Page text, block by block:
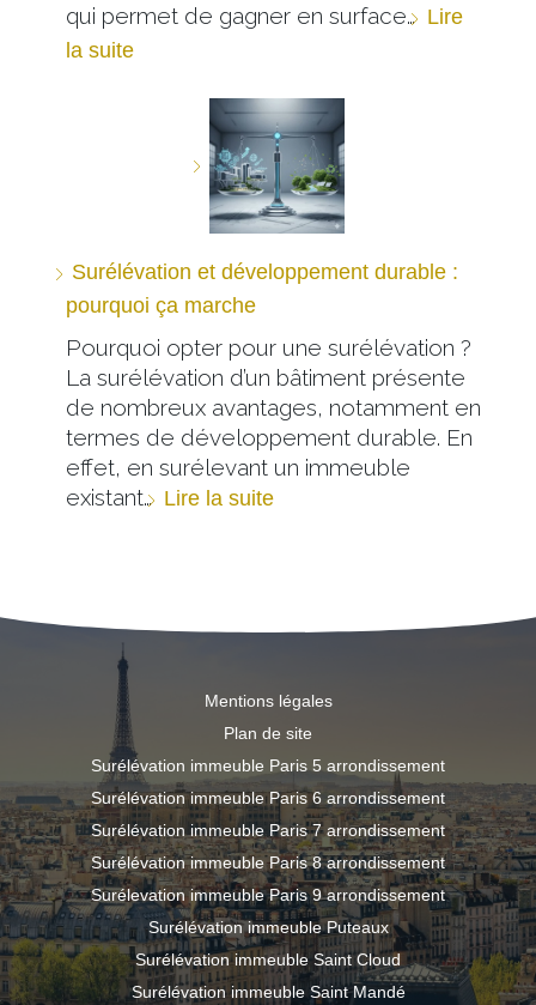
qui permet de gagner en surface… Lire
la suite
Surélévation et développement durable :
pourquoi ça marche
Pourquoi opter pour une surélévation ?
La surélévation d’un bâtiment présente
de nombreux avantages, notamment en
termes de développement durable. En
effet, en surélevant un immeuble
existant… Lire la suite
Mentions légales
Plan de site
Surélévation immeuble Paris 5 arrondissement
Surélévation immeuble Paris 6 arrondissement
Surélévation immeuble Paris 7 arrondissement
Surélévation immeuble Paris 8 arrondissement
Surélevation immeuble Paris 9 arrondissement
Surélévation immeuble Puteaux
Surélévation immeuble Saint Cloud
Surélévation immeuble Saint Mandé